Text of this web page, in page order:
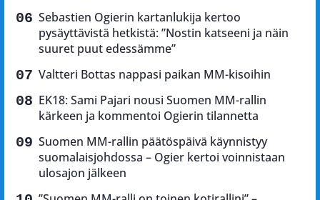
Sebastien Ogierin kartanlukija kertoo
pysäyttävistä hetkistä: ”Nostin katseeni ja näin
suuret puut edessämme”
Valtteri Bottas nappasi paikan MM-kisoihin
EK18: Sami Pajari nousi Suomen MM-rallin
kärkeen ja kommentoi Ogierin tilannetta
Suomen MM-rallin päätöspäivä käynnistyy
suomalaisjohdossa – Ogier kertoi voinnistaan
ulosajon jälkeen